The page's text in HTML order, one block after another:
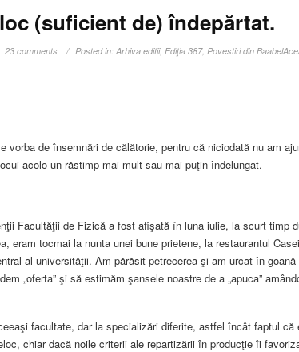
(suficient de) îndepărtat.
23 comments Posted in:Arhiva editii,Ediţia 387,Povestiri din Baabel
vorba de însemnări de călătorie, pentru că niciodată nu am
acolo un răstimp mai mult sau mai puţin îndelungat.
Facultăţii de Fizică a fost afişată în luna iulie, la scurt timp
eram tocmai la nunta unei bune prietene, la restaurantul
al universităţii. Am părăsit petrecerea şi am urcat în
„oferta” şi să estimăm şansele noastre de a „apuca”
facultate, dar la specializări diferite, astfel încât faptul
chiar dacă noile criterii ale repartizării în producţie îi